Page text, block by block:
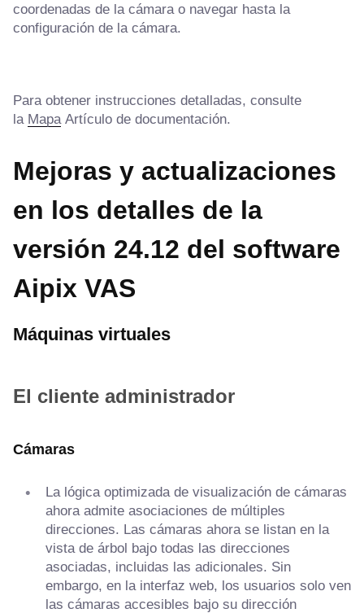
coordenadas de la cámara o navegar hasta la
configuración de la cámara.
Para obtener instrucciones detalladas, consulte
la Mapa Artículo de documentación.
Mejoras y actualizaciones
en los detalles de la
versión 24.12 del software
Aipix VAS
Máquinas virtuales
El cliente administrador
Cámaras
La lógica optimizada de visualización de cámaras
ahora admite asociaciones de múltiples
direcciones. Las cámaras ahora se listan en la
vista de árbol bajo todas las direcciones
asociadas, incluidas las adicionales. Sin
embargo, en la interfaz web, los usuarios solo ven
las cámaras accesibles bajo su dirección